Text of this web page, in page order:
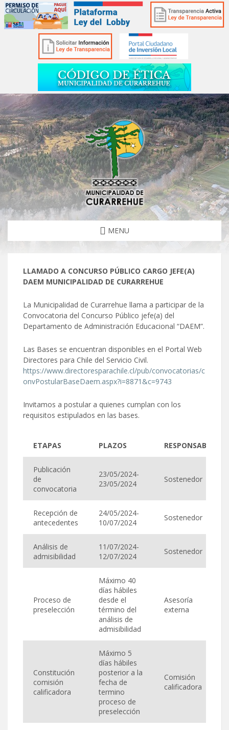
MENU
LLAMADO A CONCURSO PÚBLICO CARGO JEFE(A)
DAEM MUNICIPALIDAD DE CURARREHUE
La Municipalidad de Curarrehue llama a participar de la
Convocatoria del Concurso Público jefe(a) del
Departamento de Administración Educacional “DAEM”.
Las Bases se encuentran disponibles en el Portal Web
Directores para Chile del Servicio Civil.
https://www.directoresparachile.cl/pub/convocatorias/c
onvPostularBaseDaem.aspx?i=8871&c=9743
Invitamos a postular a quienes cumplan con los
requisitos estipulados en las bases.
ETAPAS PLAZOS RESPONSABLE
Publicación
de
convocatoria
23/05/2024-
23/05/2024
Sostenedor
Recepción de
antecedentes
24/05/2024-
10/07/2024
Sostenedor
Análisis de
admisibilidad
11/07/2024-
12/07/2024
Sostenedor
Proceso de
preselección
Máximo 40
días hábiles
desde el
término del
análisis de
admisibilidad
Asesoría
externa
Constitución
comisión
calificadora
Máximo 5
días hábiles
posterior a la
fecha de
termino
proceso de
preselección
Comisión
calificadora